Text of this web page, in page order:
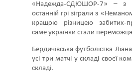
«Надежда-СДЮШОР-7» – з
останній грі зіграли з
кращою різницею забитих-
саме українки стали
Бердичівська футболістка
усі три матчі у складі своєї
складі.